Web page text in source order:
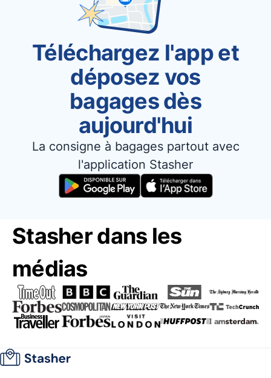
Téléchargez l'app et
déposez vos
bagages dès
aujourd'hui
La consigne à bagages partout avec
l'application Stasher
Stasher dans les
médias